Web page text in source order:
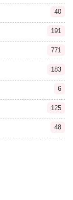
40
191
771
183
6
125
48